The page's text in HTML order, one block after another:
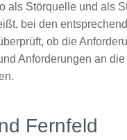
als Störquelle und als
bei den
ob die
Anforderungen an
Fernfeld